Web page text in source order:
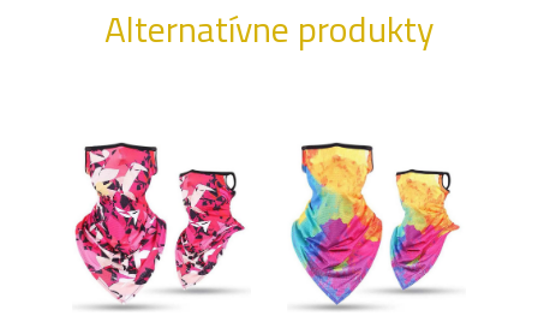
Alternatívne produkty